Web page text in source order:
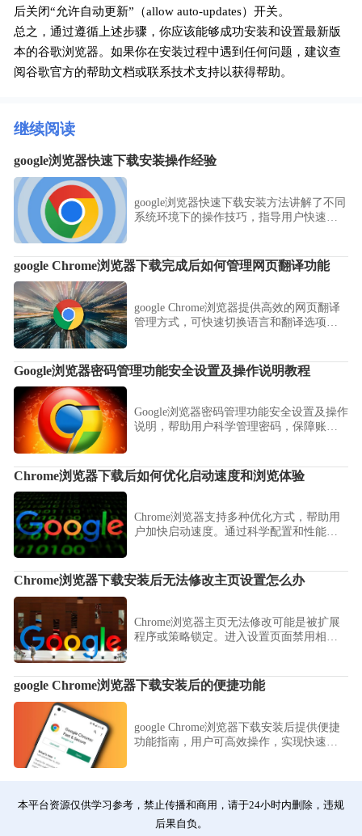
后关闭“允许自动更新”（allow auto-updates）开关。
总之，通过遵循上述步骤，你应该能够成功安装和设置最新版
本的谷歌浏览器。如果你在安装过程中遇到任何问题，建议查
阅谷歌官方的帮助文档或联系技术支持以获得帮助。
继续阅读
google浏览器快速下载安装操作经验
google浏览器快速下载安装方法讲解了不同
系统环境下的操作技巧，指导用户快速完
google Chrome浏览器下载完成后如何管理网页翻译功能
google Chrome浏览器提供高效的网页翻译
管理方式，可快速切换语言和翻译选项。
Google浏览器密码管理功能安全设置及操作说明教程
Google浏览器密码管理功能安全设置及操作
说明，帮助用户科学管理密码，保障账户
Chrome浏览器下载后如何优化启动速度和浏览体验
Chrome浏览器支持多种优化方式，帮助用
户加快启动速度。通过科学配置和性能提
Chrome浏览器下载安装后无法修改主页设置怎么办
Chrome浏览器主页无法修改可能是被扩展
程序或策略锁定。进入设置页面禁用相关
google Chrome浏览器下载安装后的便捷功能
google Chrome浏览器下载安装后提供便捷
功能指南，用户可高效操作，实现快速顺
本平台资源仅供学习参考，禁止传播和商用，请于24小时内删除，违规
后果自负。